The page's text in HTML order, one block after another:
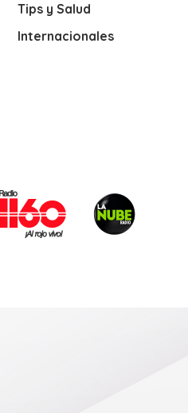
Tips y Salud
Internacionales